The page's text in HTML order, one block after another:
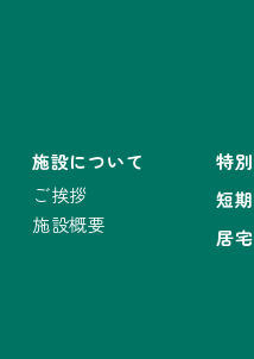
施設について
ご挨拶
施設概要
特
短
居